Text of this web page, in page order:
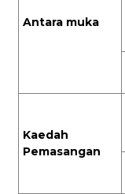
Antara muka
Kaedah
Pemasangan